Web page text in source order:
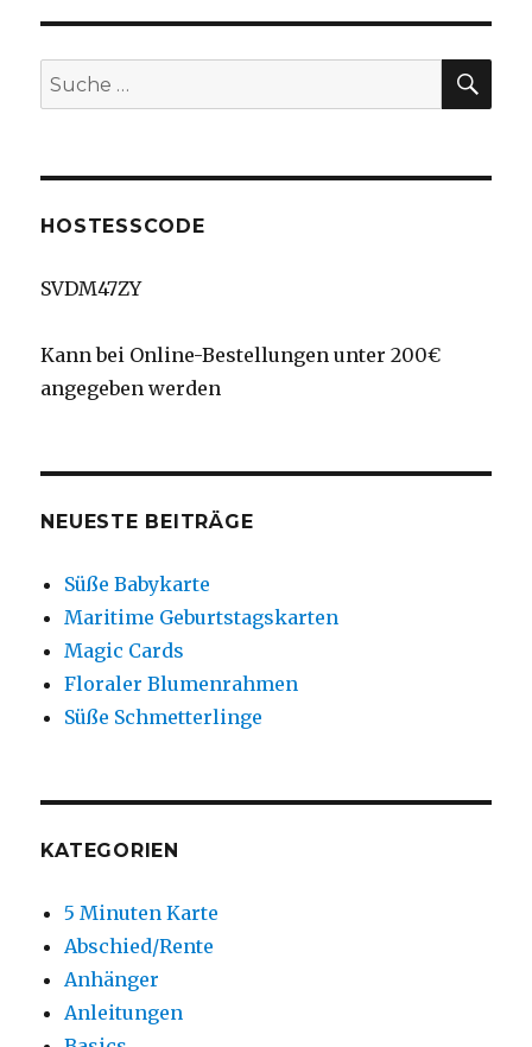
Teeliebhaber
Suche
nach:
HOSTESSCODE
SVDM47ZY
Kann bei Online-Bestellungen unter 200€
angegeben werden
NEUESTE BEITRÄGE
Süße Babykarte
Maritime Geburtstagskarten
Magic Cards
Floraler Blumenrahmen
Süße Schmetterlinge
KATEGORIEN
5 Minuten Karte
Abschied/Rente
Anhänger
Anleitungen